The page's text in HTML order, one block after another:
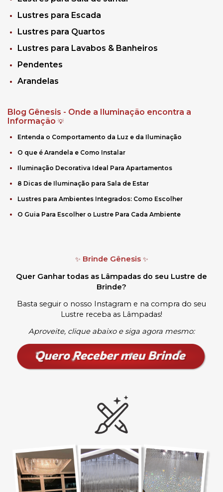
Lustres para Escada
Lustres para Quartos
Lustres para Lavabos & Banheiros
Pendentes
Arandelas
Blog Gênesis - Onde a Iluminação encontra a
Informação 💡
Entenda o Comportamento da Luz e da Iluminação
O que é Arandela e Como Instalar
Iluminação Decorativa Ideal Para Apartamentos
8 Dicas de Iluminação para Sala de Estar
Lustres para Ambientes Integrados: Como Escolher
O Guia Para Escolher o Lustre Para Cada Ambiente
✨ Brinde Gênesis ✨
Quer Ganhar todas as Lâmpadas do seu Lustre de
Brinde?
Basta seguir o nosso Instagram e na compra do seu
Lustre receba as Lâmpadas!
Aproveite, clique abaixo e siga agora mesmo: